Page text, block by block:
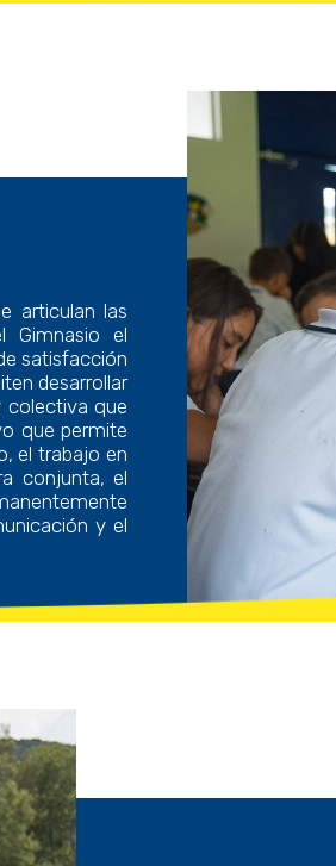
articulan las
Gimnasio el
satisfacción
desarrollar
colectiva que
que permite
el trabajo en
conjunta, el
y el